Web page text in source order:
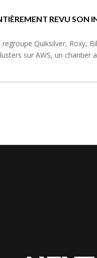
REVU SON
Quiksilver,
sur AWS, un